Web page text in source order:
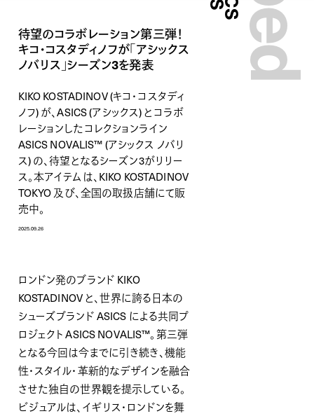
待望のコラボレーション第三弾！
キコ・コスタディノフが「アシックス
ノバリス」シーズン3を発表
KIKO KOSTADINOV (キコ・コスタディ
ノフ) が、ASICS (アシックス) とコラボ
レーションしたコレクションライン
ASICS NOVALIS™ (アシックス ノバリ
ス) の、待望となるシーズン3がリリー
ス。本アイテムは、KIKO KOSTADINOV
TOKYO 及び、全国の取扱店舗にて販
売中。
2025.09.26
ロンドン発のブランド KIKO
KOSTADINOV と、世界に誇る日本の
シューズブランド ASICS による共同プ
ロジェクト ASICS NOVALIS™。第三弾
となる今回は今までに引き続き、機能
性・スタイル・革新的なデザインを融合
させた独自の世界観を提示している。
ビジュアルは、イギリス・ロンドンを舞